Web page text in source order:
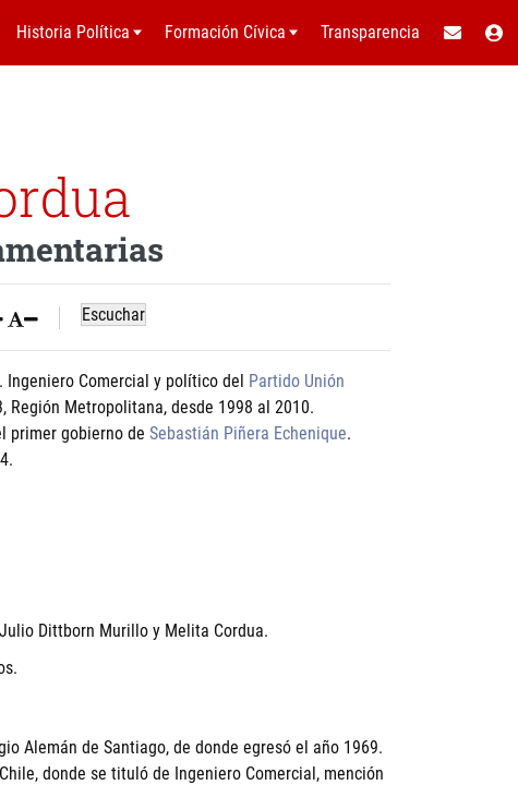
Historia Política Formación Cívica Transparencia
Escuchar
Ingeniero Comercial y político del Partido Unión
Región Metropolitana, desde 1998 al 2010.
primer gobierno de Sebastián Piñera Echenique.
Dittborn Murillo y Melita Cordua.
Alemán de Santiago, de donde egresó el año 1969.
donde se tituló de Ingeniero Comercial, mención